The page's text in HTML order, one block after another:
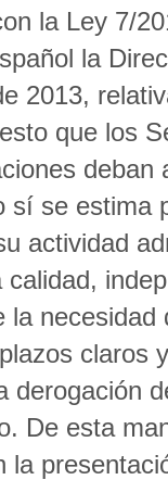
la Ley 7/
la
2013,
que los
sí se estima
actividad
la
claros
derogación
De esta
la